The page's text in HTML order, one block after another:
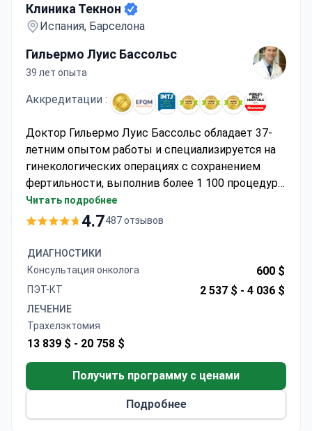
Клиника Текнон
Испания, Барселона
Гильермо Луис Бассольс
39 лет опыта
Аккредитации :
Доктор Гильермо Луис Бассольс обладает 37-
летним опытом работы и специализируется на
гинекологических операциях с сохранением
фертильности, выполнив более 1 100 процедур.
Трахелэктомия в медицинском центре Текнон
может стоить около 15 000–20 000 евро — эта
пребывания в стационаре и полную
диагностику. Больница, аккредитованная JCI,
использует малоинвазивные
лапароскопические и робот-ассистированные
методы. Доктор Бассольс получил степень в
Автономном университете Барселоны и
специализируется на гинекологической
онкологии.
Читать подробнее
4.7487 отзывов
ДИАГНОСТИКИ
Консультация онколога
600 $
ПЭТ-КТ 2 537 $ - 4 036 $
ЛЕЧЕНИЕ
Трахелэктомия
13 839 $ - 20 758 $
Получить программу с ценами
Подробнее